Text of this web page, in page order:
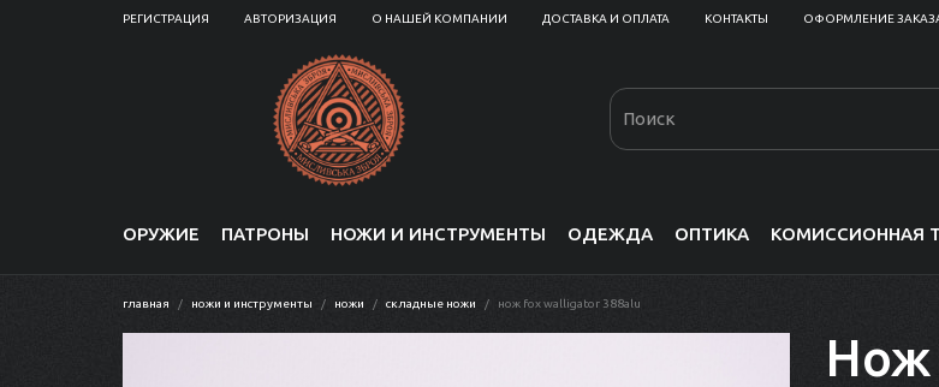
РЕГИСТРАЦИЯ АВТОРИЗАЦИЯ О НАШЕЙ КОМПАНИИ ДОСТАВКА И ОПЛАТА КОНТАКТЫ ОФОРМЛЕНИЕ
ОРУЖИЕ ПАТРОНЫ НОЖИ И ИНСТРУМЕНТЫ ОДЕЖДА ОПТИКА КОМИССИОННАЯ
главная ножи и инструменты ножи складные ножи нож fox walligator 388alu
Нож